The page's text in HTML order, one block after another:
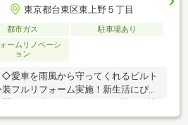
東京都台東区東上野５丁目
都市ガス 駐車場あり
ームリノベーシ
ョン
◇愛車を雨風から守ってくれるビルト
フルリフォーム実施！新生活にぴっ
けても人目が気にならない約13.7帖